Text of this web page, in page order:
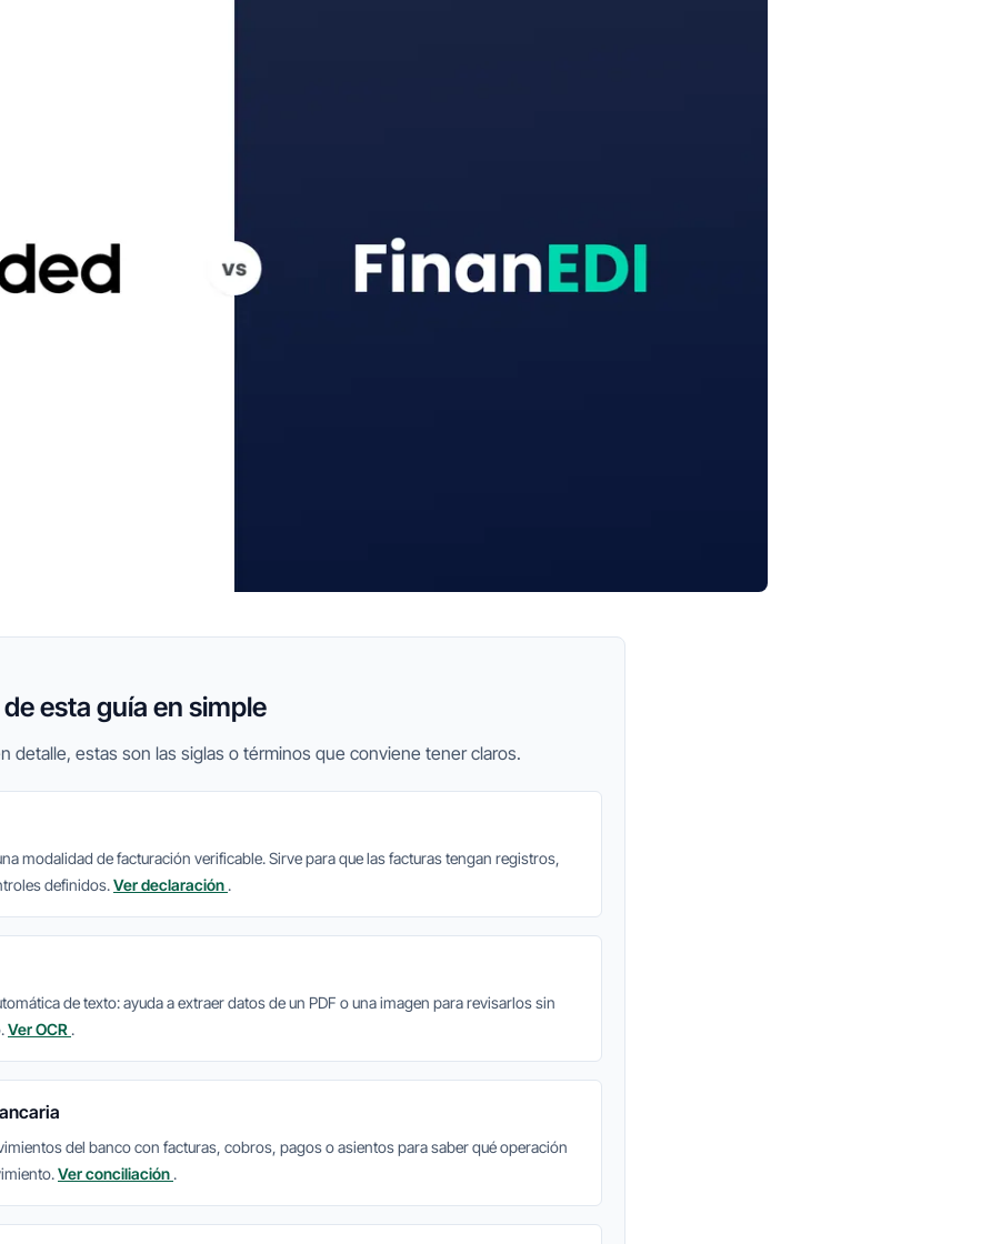
esta guía en simple
detalle, estas son las siglas o términos que conviene tener claros.
modalidad de facturación verificable. Sirve para que las facturas tengan registros,
definidos.Ver declaración .
de texto: ayuda a extraer datos de un PDF o una imagen para revisarlos sin
Ver OCR .
del banco con facturas, cobros, pagos o asientos para saber qué operación
Ver conciliación .